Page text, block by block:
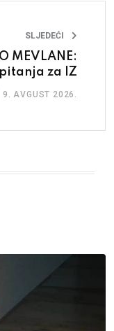
SLJEDEĆI
MEVLANE:
za IZ
9. AVGUST 2026.